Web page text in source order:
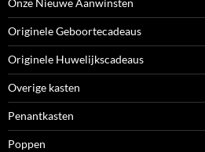
Onze Nieuwe Aanwinsten
Originele Geboortecadeaus
Originele Huwelijkscadeaus
Overige kasten
Penantkasten
Poppen